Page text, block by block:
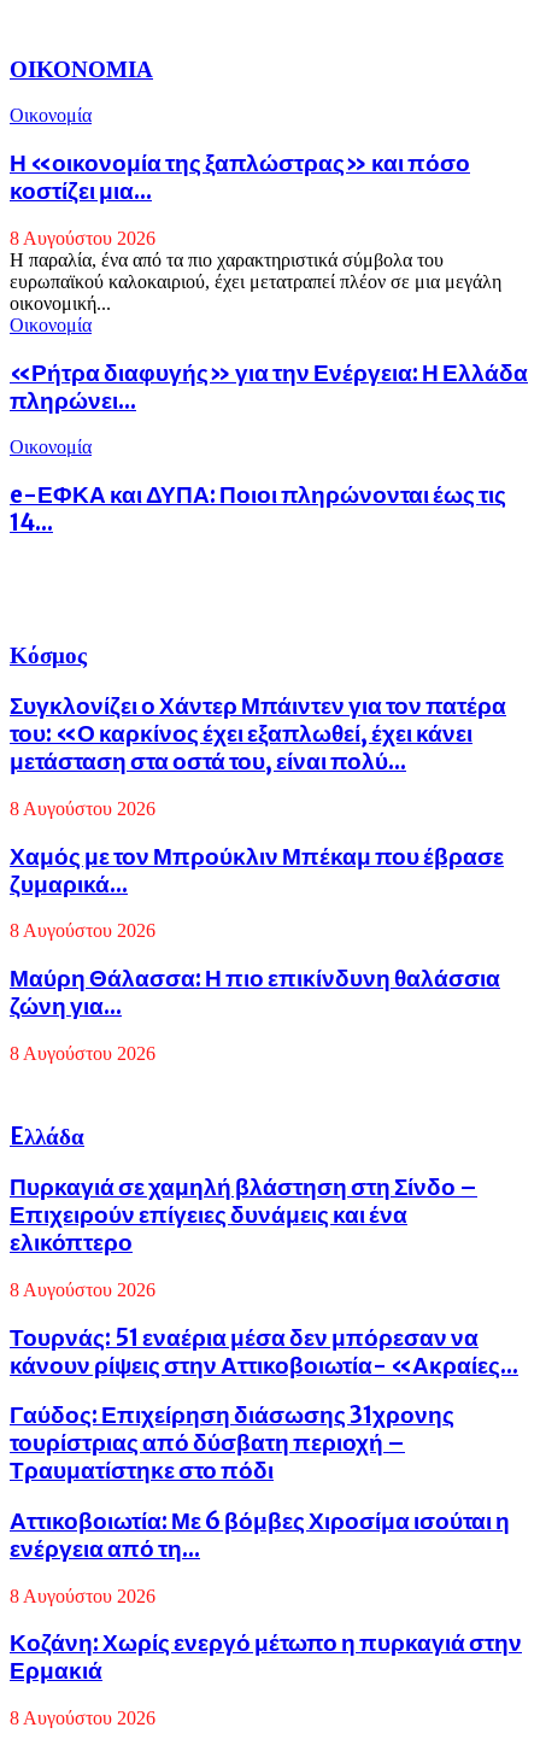
Eλλάδα
Πυρκαγιά σε χαμηλή βλάστηση στη Σίνδο –
Επιχειρούν επίγειες δυνάμεις και ένα
ελικόπτερο
8 Αυγούστου 2026
Τουρνάς: 51 εναέρια μέσα δεν μπόρεσαν να
κάνουν ρίψεις στην Αττικοβοιωτία- «Ακραίες...
Γαύδος: Επιχείρηση διάσωσης 31χρονης
τουρίστριας από δύσβατη περιοχή –
Τραυματίστηκε στο πόδι
Αττικοβοιωτία: Με 6 βόμβες Χιροσίμα ισούται η
ενέργεια από τη...
8 Αυγούστου 2026
Κοζάνη: Χωρίς ενεργό μέτωπο η πυρκαγιά στην
Ερμακιά
8 Αυγούστου 2026
Κόσμος
Συγκλονίζει ο Χάντερ Μπάιντεν για τον πατέρα
του: «Ο καρκίνος έχει εξαπλωθεί, έχει κάνει
μετάσταση στα οστά του, είναι πολύ...
8 Αυγούστου 2026
Χαμός με τον Μπρούκλιν Μπέκαμ που έβρασε
ζυμαρικά...
8 Αυγούστου 2026
Μαύρη Θάλασσα: Η πιο επικίνδυνη θαλάσσια
ζώνη για...
8 Αυγούστου 2026
ΟΙΚΟΝΟΜΙΑ
Οικονομία
Η «οικονομία της ξαπλώστρας» και πόσο
κοστίζει μια...
8 Αυγούστου 2026
Η παραλία, ένα από τα πιο χαρακτηριστικά σύμβολα του
ευρωπαϊκού καλοκαιριού, έχει μετατραπεί πλέον σε μια μεγάλη
οικονομική...
Οικονομία
«Ρήτρα διαφυγής» για την Ενέργεια: Η Ελλάδα
πληρώνει...
Οικονομία
e-ΕΦΚΑ και ΔΥΠΑ: Ποιοι πληρώνονται έως τις
14...